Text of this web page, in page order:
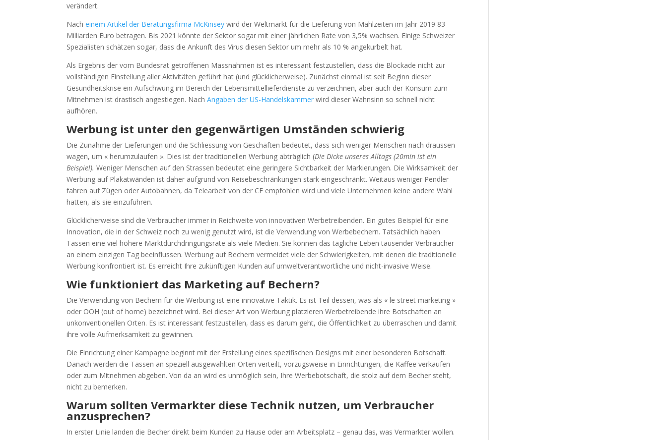
verändert.
Nacheinem Artikel der Beratungsfirma McKinsey wird der Weltmarkt für die Lieferung von Mahlzeiten im Jahr 2019 83
Milliarden Euro betragen. Bis 2021 könnte der Sektor sogar mit einer jährlichen Rate von 3,5% wachsen. Einige Schweizer
Spezialisten schätzen sogar, dass die Ankunft des Virus diesen Sektor um mehr als 10 % angekurbelt hat.
Als Ergebnis der vom Bundesrat getroffenen Massnahmen ist es interessant festzustellen, dass die Blockade nicht zur
vollständigen Einstellung aller Aktivitäten geführt hat (und glücklicherweise). Zunächst einmal ist seit Beginn dieser
Gesundheitskrise ein Aufschwung im Bereich der Lebensmittellieferdienste zu verzeichnen, aber auch der Konsum zum
Mitnehmen ist drastisch angestiegen. NachAngaben der US-Handelskammer wird dieser Wahnsinn so schnell nicht
aufhören.
Werbung ist unter den gegenwärtigen Umständen schwierig
Die Zunahme der Lieferungen und die Schliessung von Geschäften bedeutet, dass sich weniger Menschen nach draussen
wagen, um « herumzulaufen ». Dies ist der traditionellen Werbung abträglich (Die Dicke unseres Alltags (20min ist ein
Beispiel). Weniger Menschen auf den Strassen bedeutet eine geringere Sichtbarkeit der Markierungen. Die Wirksamkeit der
Werbung auf Plakatwänden ist daher aufgrund von Reisebeschränkungen stark eingeschränkt. Weitaus weniger Pendler
fahren auf Zügen oder Autobahnen, da Telearbeit von der CF empfohlen wird und viele Unternehmen keine andere Wahl
hatten, als sie einzuführen.
Glücklicherweise sind die Verbraucher immer in Reichweite von innovativen Werbetreibenden. Ein gutes Beispiel für eine
Innovation, die in der Schweiz noch zu wenig genutzt wird, ist die Verwendung von Werbebechern. Tatsächlich haben
Tassen eine viel höhere Marktdurchdringungsrate als viele Medien. Sie können das tägliche Leben tausender Verbraucher
an einem einzigen Tag beeinflussen. Werbung auf Bechern vermeidet viele der Schwierigkeiten, mit denen die traditionelle
Werbung konfrontiert ist. Es erreicht Ihre zukünftigen Kunden auf umweltverantwortliche und nicht-invasive Weise.
Wie funktioniert das Marketing auf Bechern?
Die Verwendung von Bechern für die Werbung ist eine innovative Taktik. Es ist Teil dessen, was als « le street marketing »
oder OOH (out of home) bezeichnet wird. Bei dieser Art von Werbung platzieren Werbetreibende ihre Botschaften an
unkonventionellen Orten. Es ist interessant festzustellen, dass es darum geht, die Öffentlichkeit zu überraschen und damit
ihre volle Aufmerksamkeit zu gewinnen.
Die Einrichtung einer Kampagne beginnt mit der Erstellung eines spezifischen Designs mit einer besonderen Botschaft.
Danach werden die Tassen an speziell ausgewählten Orten verteilt, vorzugsweise in Einrichtungen, die Kaffee verkaufen
oder zum Mitnehmen abgeben. Von da an wird es unmöglich sein, Ihre Werbebotschaft, die stolz auf dem Becher steht,
nicht zu bemerken.
Warum sollten Vermarkter diese Technik nutzen, um Verbraucher
anzusprechen?
In erster Linie landen die Becher direkt beim Kunden zu Hause oder am Arbeitsplatz – genau das, was Vermarkter wollen.